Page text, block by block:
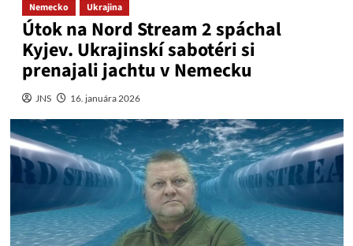
Nemecko Ukrajina
Útok na Nord Stream 2 spáchal
Kyjev. Ukrajinskí sabotéri si
prenajali jachtu v Nemecku
JNS 16. januára 2026